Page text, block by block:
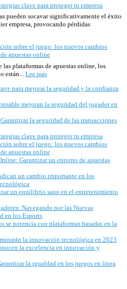
Internet
la
seguridad
del
jugador
los
casinos
línea
de
pago
seguros:
Garantizar
seguridad
de
transacciones
en
comercio
digital
clave para proteger tu empresa
pueden socavar significativamente el éxito
empresa, provocando pérdidas
sobre el juego: los nuevos cambios
apuestas online
plataformas de apuestas online, los
están... Lee más:
de
legislación
el
los
nuevos
cambios
afectarán
las
de
online
para mejorar la seguridad y la confianza
mejoran la seguridad del jugador en
la seguridad de las transacciones
clave para proteger tu empresa
sobre el juego: los nuevos cambios
apuestas online
Garantizar un entorno de apuestas
un cambio importante en los
un equilibrio sano en el entretenimiento
Navegando por las Nuevas
en los Esports
se potencia con plataformas basadas en la
la innovación tecnológica en 2023
la excelencia en innovación y
la igualdad en los juegos en línea